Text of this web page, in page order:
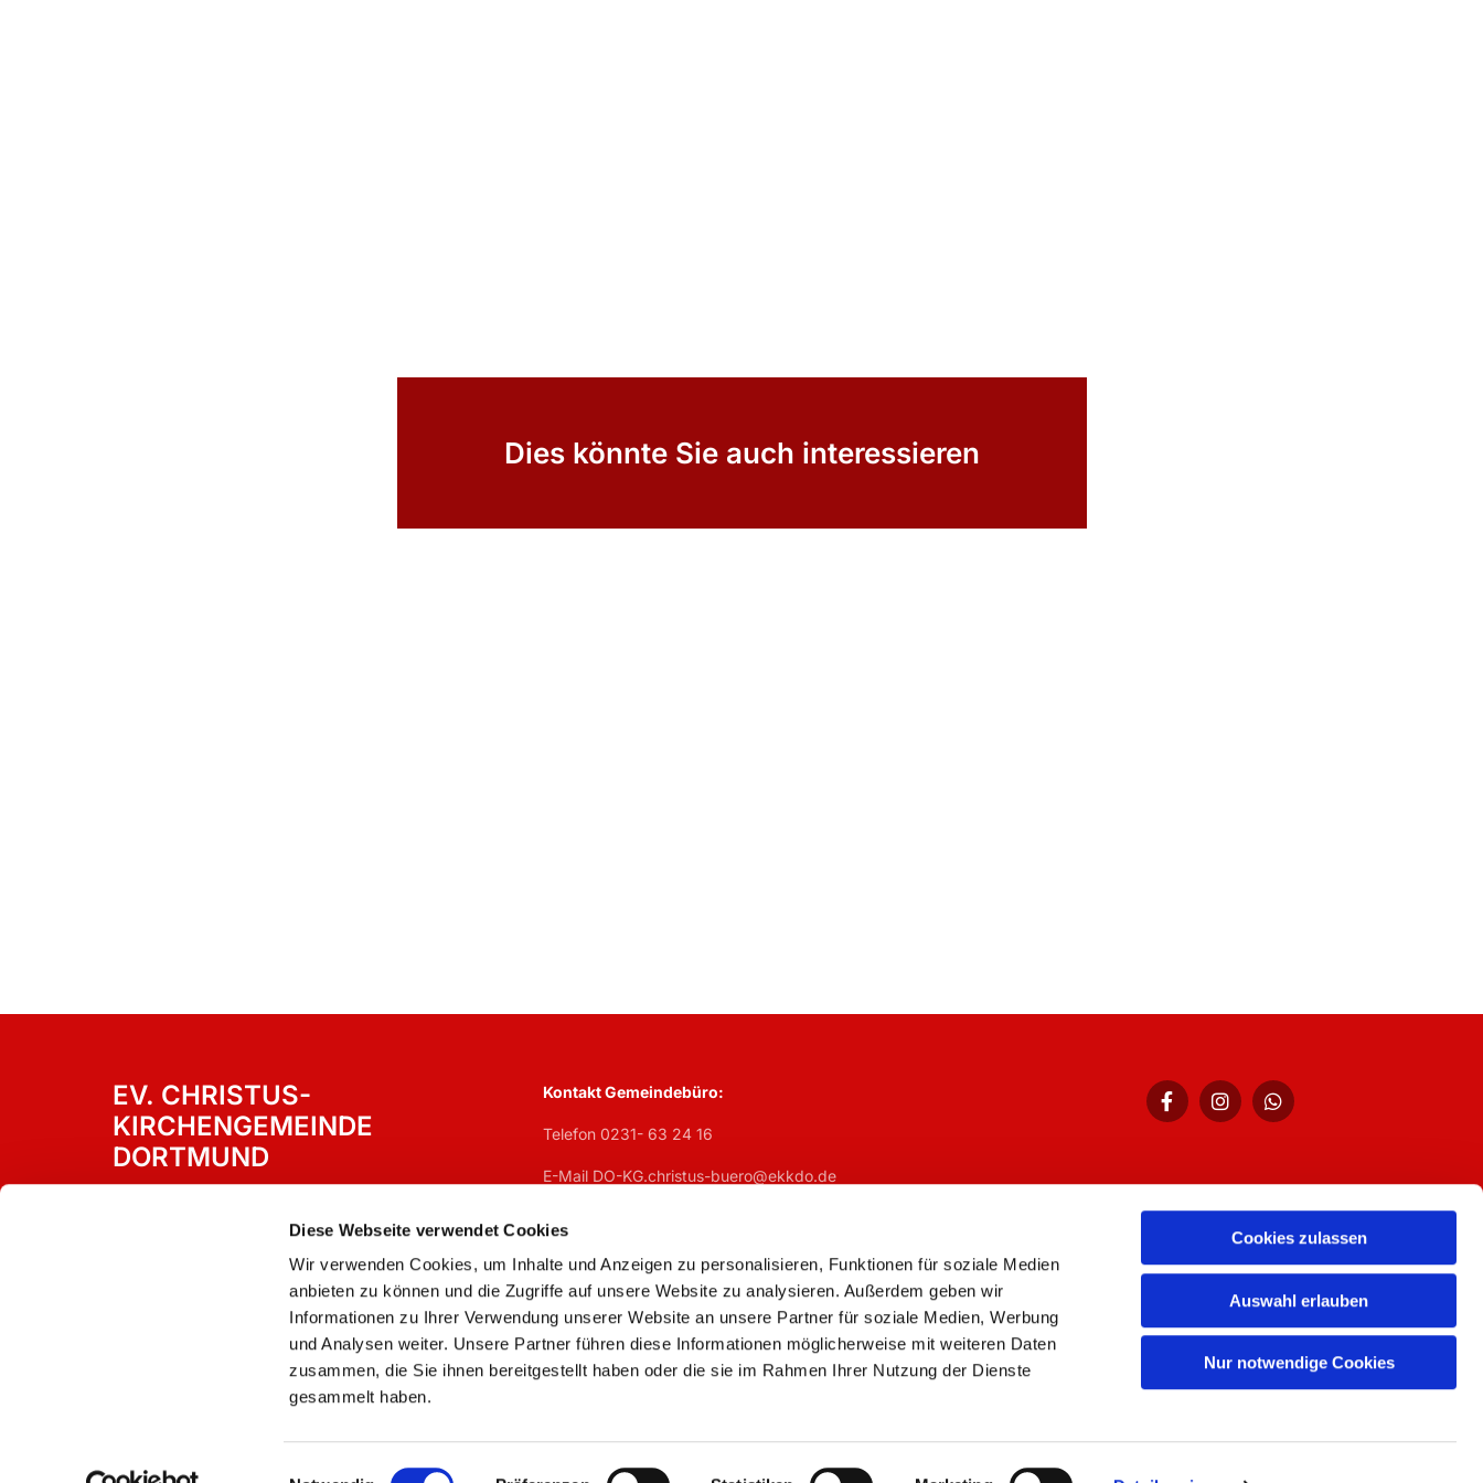
Diese Webseite verwendet Cookies
Wir verwenden Cookies, um Inhalte und Anzeigen zu personalisieren, Funktionen für soziale Medien
anbieten zu können und die Zugriffe auf unsere Website zu analysieren. Außerdem geben wir
Informationen zu Ihrer Verwendung unserer Website an unsere Partner für soziale Medien, Werbung
und Analysen weiter. Unsere Partner führen diese Informationen möglicherweise mit weiteren Daten
zusammen, die Sie ihnen bereitgestellt haben oder die sie im Rahmen Ihrer Nutzung der Dienste
gesammelt haben.
Einwilligungsauswahl
Cookies zulassen
Auswahl erlauben
Nur notwendige Cookies
Dies könnte Sie auch interessieren
EV. CHRISTUS-
KIRCHENGEMEINDE
DORTMUND
Kontakt Gemeindebüro:
Telefon 0231- 63 24 16
E-Mail DO-KG.christus-buero@ekkdo.de
Mogeschlosen,
Do geschlossen,Fr7:30 – 13 Uhr